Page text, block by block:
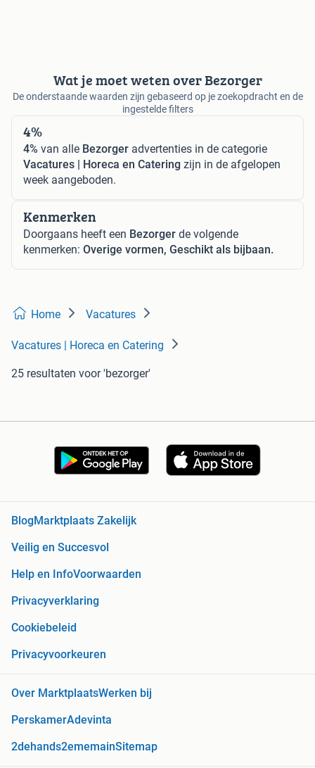
Wat je moet weten over Bezorger
De onderstaande waarden zijn gebaseerd op je zoekopdracht en de
ingestelde filters
4%
4% van alle Bezorger advertenties in de categorie
Vacatures | Horeca en Catering zijn in de afgelopen
week aangeboden.
Kenmerken
Doorgaans heeft een Bezorger de volgende
kenmerken: Overige vormen, Geschikt als bijbaan.
Home Vacatures
Vacatures | Horeca en Catering
25 resultaten voor 'bezorger'
Blog Marktplaats Zakelijk
Veilig en Succesvol
Help en InfoVoorwaarden
Privacyverklaring
Cookiebeleid
Privacyvoorkeuren
Over MarktplaatsWerken bij
PerskamerAdevinta
2dehands2ememainSitemap